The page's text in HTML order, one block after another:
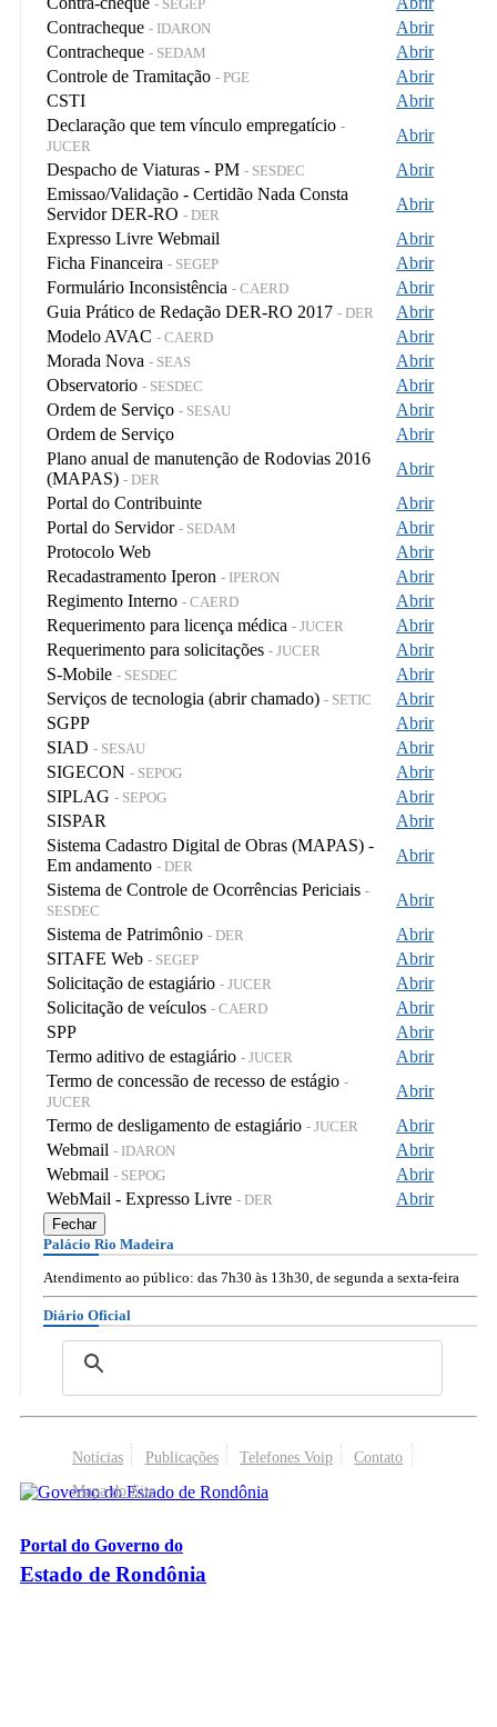
- SEGEP
Contracheque - IDARON
Abrir
Contracheque - SEDAM
Abrir
Controle de Tramitação - PGE
Abrir
CSTI
Abrir
Declaração que tem vínculo empregatício -
JUCER
Abrir
Despacho de Viaturas - PM - SESDEC
Abrir
Emissao/Validação - Certidão Nada Consta
Servidor DER-RO - DER
Abrir
Expresso Livre Webmail
Abrir
Ficha Financeira - SEGEP
Abrir
Formulário Inconsistência - CAERD
Abrir
Guia Prático de Redação DER-RO 2017 - DER
Abrir
Modelo AVAC - CAERD
Abrir
Morada Nova - SEAS
Abrir
Observatorio - SESDEC
Abrir
Ordem de Serviço - SESAU
Abrir
Ordem de Serviço
Abrir
Plano anual de manutenção de Rodovias 2016
(MAPAS) - DER
Abrir
Portal do Contribuinte
Abrir
Portal do Servidor - SEDAM
Abrir
Protocolo Web
Abrir
Recadastramento Iperon - IPERON
Abrir
Regimento Interno - CAERD
Abrir
Requerimento para licença médica - JUCER
Abrir
Requerimento para solicitações - JUCER
Abrir
S-Mobile - SESDEC
Abrir
Serviços de tecnologia (abrir chamado) - SETIC
Abrir
SGPP
Abrir
SIAD - SESAU
Abrir
SIGECON - SEPOG
Abrir
SIPLAG - SEPOG
Abrir
SISPAR
Abrir
Sistema Cadastro Digital de Obras (MAPAS) -
Em andamento - DER
Abrir
Sistema de Controle de Ocorrências Periciais -
SESDEC
Abrir
Sistema de Patrimônio - DER
Abrir
SITAFE Web - SEGEP
Abrir
Solicitação de estagiário - JUCER
Abrir
Solicitação de veículos - CAERD
Abrir
SPP
Abrir
Termo aditivo de estagiário - JUCER
Abrir
Termo de concessão de recesso de estágio -
JUCER
Abrir
Termo de desligamento de estagiário - JUCER
Abrir
Webmail - IDARON
Abrir
Webmail - SEPOG
Abrir
WebMail - Expresso Livre - DER Abrir
Fechar
Palácio Rio Madeira
Atendimento ao público: das 7h30 às 13h30, de segunda a sexta-feira
Diário Oficial
Notícias Publicações Telefones Voip
Contato
Mapa do Site
Portal do Governo do
Estado de Rondônia